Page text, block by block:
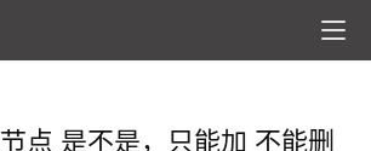
点 是不是，只能加 不能删